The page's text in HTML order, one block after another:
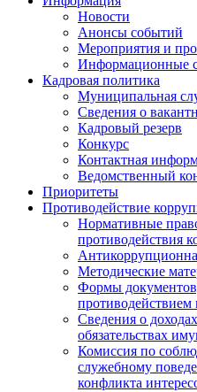
Новости
Анонсы событий
Мероприятия и
Информационные
Кадровая политика
Муниципальная
Сведения о
Кадровый резерв
Конкурс
Контактная
Ведомственный
Приоритеты
Противодействие
Нормативные
противодействия
Методические
Формы
противодействием
Сведения о
обязательствах
Комиссия по
служебному
конфликта